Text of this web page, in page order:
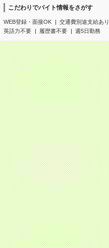
こだわりでバイト情報をさがす
WEB登録・面接OK
交通費別途支給あり
英語力不要
履歴書不要 週5日勤務